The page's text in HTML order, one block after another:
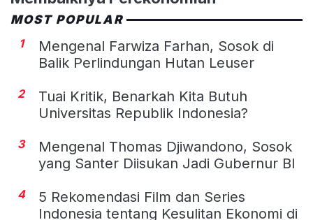
MOST POPULAR
1
Mengenal Farwiza Farhan, Sosok di
Balik Perlindungan Hutan Leuser
2
Tuai Kritik, Benarkah Kita Butuh
Universitas Republik Indonesia?
3
Mengenal Thomas Djiwandono, Sosok
yang Santer Diisukan Jadi Gubernur BI
4
5 Rekomendasi Film dan Series
Indonesia tentang Kesulitan Ekonomi di